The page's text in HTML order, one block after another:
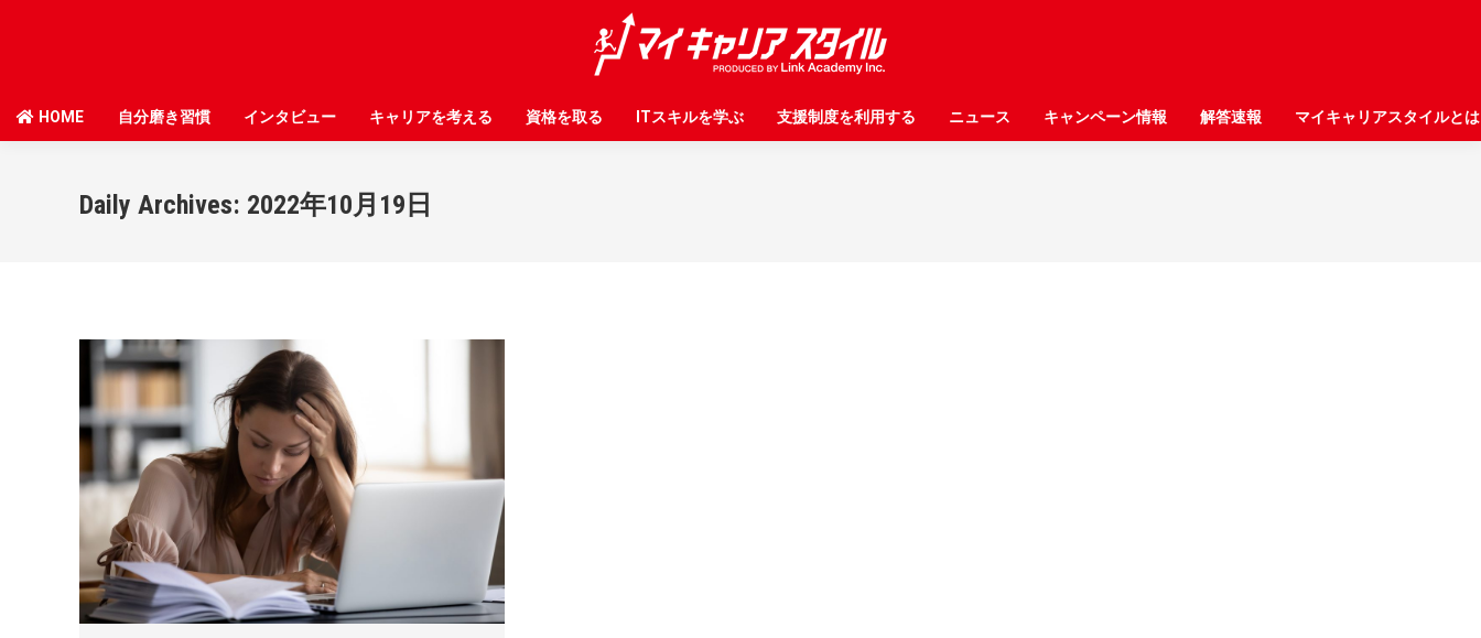
HOME 自分磨き習慣 インタビュー キャリアを考える 資格を取る ITスキルを学ぶ 支援制度を利用する ニュース キャンペーン情報 解答速報 マイキャリアスタイルとは
Daily Archives: 2022年10月19日
HOME 自分磨き習慣 インタビュー キャリアを考える 資格を取る ITスキルを学ぶ 支援制度を利用する ニュース キャンペーン情報 解答速報 マイキャリアスタイルとは